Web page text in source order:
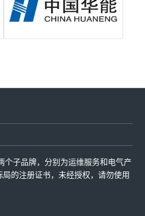
个子品牌，分别为运维服务和电气产
的注册证书，未经授权，请勿使用